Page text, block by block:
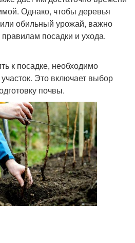
Однако, чтобы деревья
обильный урожай, важно
посадки и ухода.
к посадке, необходимо
Это включает выбор
почвы.